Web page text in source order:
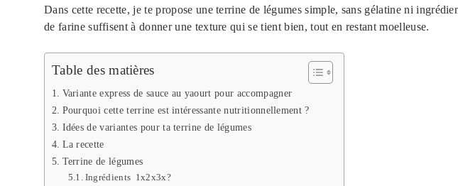
Dans cette recette, je te propose une terrine de légumes simple, sans gélatine ni
de farine suffisent à donner une texture qui se tient bien, tout en restant moelleuse.
Table des matières
Variante express de sauce au yaourt pour accompagner
Pourquoi cette terrine est intéressante nutritionnellement ?
Idées de variantes pour ta terrine de légumes
La recette
Terrine de légumes
Ingrédients 1x2x3x?